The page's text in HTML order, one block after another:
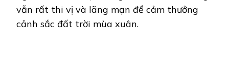
vẫn rất thi vị và lãng mạn để cảm thưởng
cảnh sắc đất trời mùa xuân.